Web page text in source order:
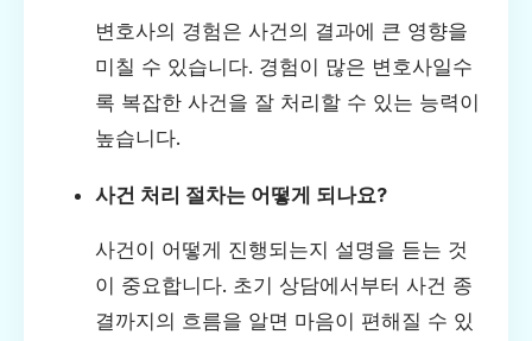
변호사의 경험은 사건의 결과에 큰 영향을
미칠 수 있습니다. 경험이 많은 변호사일수
록 복잡한 사건을 잘 처리할 수 있는 능력이
높습니다.
사건 처리 절차는 어떻게 되나요?
사건이 어떻게 진행되는지 설명을 듣는 것
이 중요합니다. 초기 상담에서부터 사건 종
결까지의 흐름을 알면 마음이 편해질 수 있